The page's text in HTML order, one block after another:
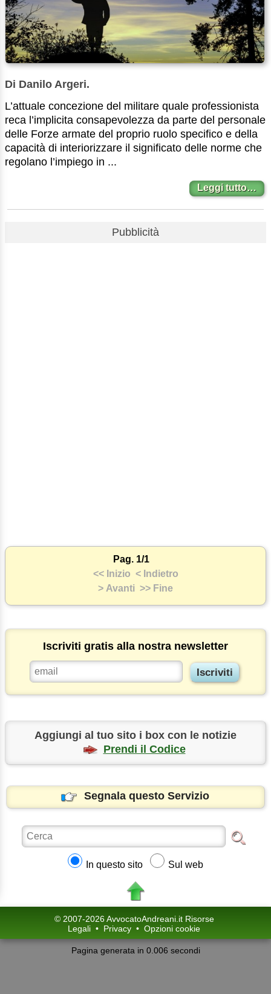
Di Danilo Argeri.
L’attuale concezione del militare quale professionista
reca l’implicita consapevolezza da parte del personale
delle Forze armate del proprio ruolo specifico e della
capacità di interiorizzare il significato delle norme che
regolano l’impiego in ...
Leggi tutto…
Pubblicità
Pag. 1/1
<< Inizio < Indietro
> Avanti >> Fine
Iscriviti gratis alla nostra newsletter
Aggiungi al tuo sito i box con le notizie
Prendi il Codice
Segnala questo Servizio
In questo sito Sul web
© 2007-2026 AvvocatoAndreani.it Risorse
Legali • Privacy • Opzioni cookie
Pagina generata in 0.006 secondi